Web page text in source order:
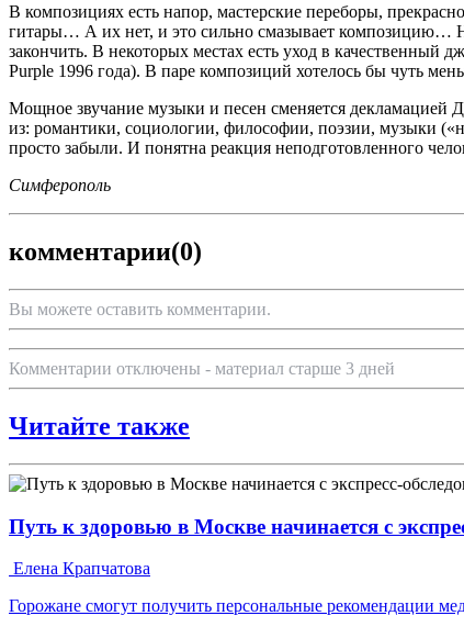
В композициях есть напор, мастерские переборы,
гитары… А их нет, и это сильно смазывает композицию…
закончить. В некоторых местах есть уход в качественный
Purple 1996 года). В паре композиций хотелось бы чуть
Мощное звучание музыки и песен сменяется декламацией
из: романтики, социологии, философии, поэзии, музыки
просто забыли. И понятна реакция неподготовленного
Симферополь
комментарии(0)
Вы можете оставить комментарии.
Комментарии отключены - материал старше 3 дней
Читайте также
Путь к здоровью в Москве начинается с
Елена Крапчатова
Горожане смогут получить персональные рекомендации